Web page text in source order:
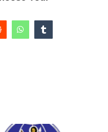
reddit whatsapp